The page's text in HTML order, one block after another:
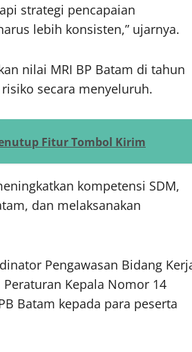
strategi pencapaian
lebih konsisten,” ujarnya.
nilai MRI BP Batam di tahun
secara menyeluruh.
Fitur Tombol Kirim
kompetensi SDM,
dan melaksanakan
Pengawasan Bidang
Peraturan Kepala Nomor 14
Batam kepada para peserta